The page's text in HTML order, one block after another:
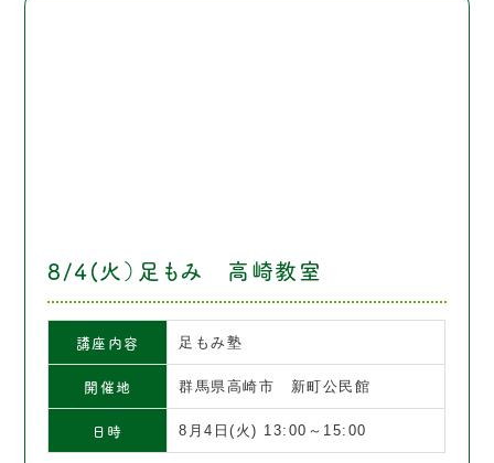
8/4(火）足もみ 高崎教室
講座内容 足もみ塾
開催地 群馬県高崎市 新町公民館
日時 8月4日(火) 13:00～15:00